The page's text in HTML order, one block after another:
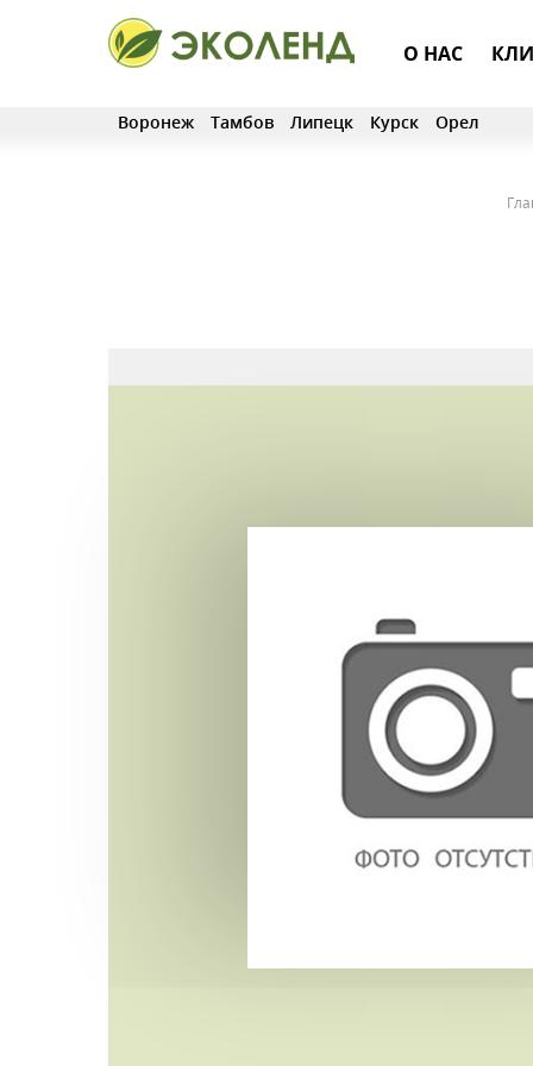
О НАС
Воронеж Тамбов Липецк Курск Орел